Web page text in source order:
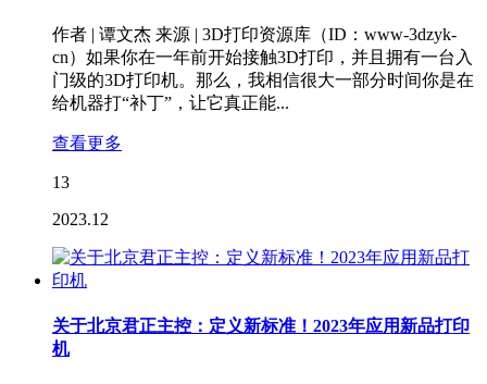
作者 | 谭文杰 来源 | 3D打印资源库（ID：www-3dzyk-
cn）如果你在一年前开始接触3D打印，并且拥有一台入
门级的3D打印机。那么，我相信很大一部分时间你是在
给机器打“补丁”，让它真正能...
查看更多
13
2023.12
关于北京君正主控：定义新标准！2023年应用新品打印
机